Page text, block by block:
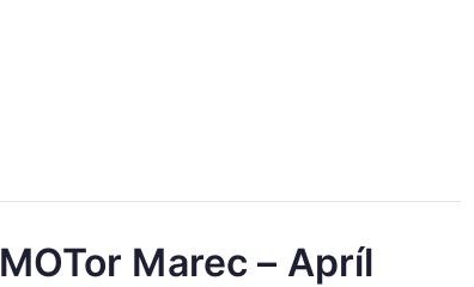
MOTor Marec – Apríl